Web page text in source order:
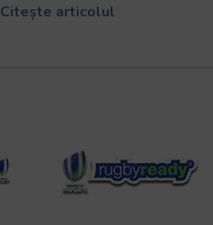
Citește articolul